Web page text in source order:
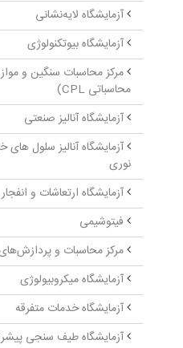
آزمایشگاه لایه‌نشانی
آزمایشگاه بیوتکنولوژی
مرکز محاسبات سنگین و
محاسباتی CPL)
آزمایشگاه آنالیز صنعتی
آزمایشگاه آنالیز سلول
نوری
آزمایشگاه ارتعاشات و
فیتوشیمی
مرکز محاسبات و
آزمایشگاه میکروبیولوژی
آزمایشگاه خدمات متفرقه
آزمایشگاه طیف سنجی